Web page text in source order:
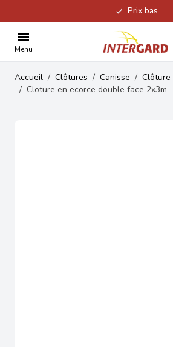
Prix bas
Menu
Accueil / Clôtures / Canisse / Clôture
/ Cloture en ecorce double face 2x3m